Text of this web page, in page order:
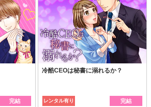
完結
冷酷CEOは秘書に溺れるか？
レンタル有り 完結